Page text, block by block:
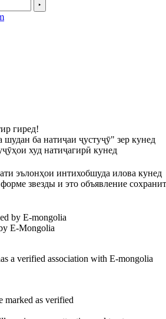
‣
гиред!
ба натиҷаи ҷустуҷӯ" зер кунед
худ натиҷагирӣ кунед
эълонҳои интихобшуда илова кунед
звезды и это объявление
by E-mongolia
E-Mongolia
a verified association with E-mongolia
marked as verified